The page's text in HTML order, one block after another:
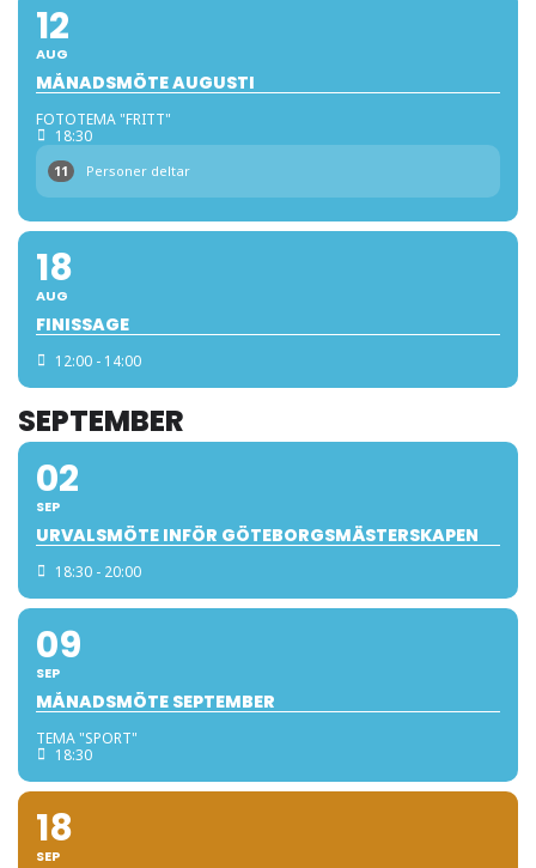
12
AUG
MÅNADSMÖTE AUGUSTI
FOTOTEMA "FRITT"
18:30
11 Personer deltar
18
AUG
FINISSAGE
12:00 - 14:00
SEPTEMBER
02
SEP
URVALSMÖTE INFÖR GÖTEBORGSMÄSTERSKAPEN
18:30 - 20:00
09
SEP
MÅNADSMÖTE SEPTEMBER
TEMA "SPORT"
18:30
18
SEP